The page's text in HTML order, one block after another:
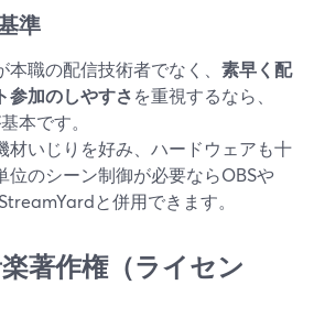
準
職の配信技術者でなく、 素早く配
参加のしやすさを重視するなら、
本です。
材いじりを好み、ハードウェアも十
位のシーン制御が必要ならOBSや
と併用できます。
著作権（ライセン